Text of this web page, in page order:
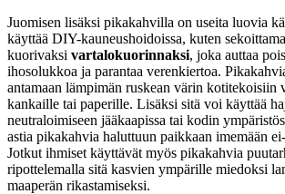
Juomisen lisäksi pikakahvilla on useita luovia
käyttää DIY-kauneushoidoissa, kuten
kuorivaksi vartalokuorinnaksi, joka auttaa
ihosolukkoa ja parantaa verenkiertoa.
antamaan lämpimän ruskean värin kotitekoisiin
kankaille tai paperille. Lisäksi sitä voi käyttää
neutraloimiseen jääkaapissa tai kodin
astia pikakahvia haluttuun paikkaan imemään
Jotkut ihmiset käyttävät myös pikakahvia
ripottelemalla sitä kasvien ympärille miedoksi
maaperän rikastamiseksi.